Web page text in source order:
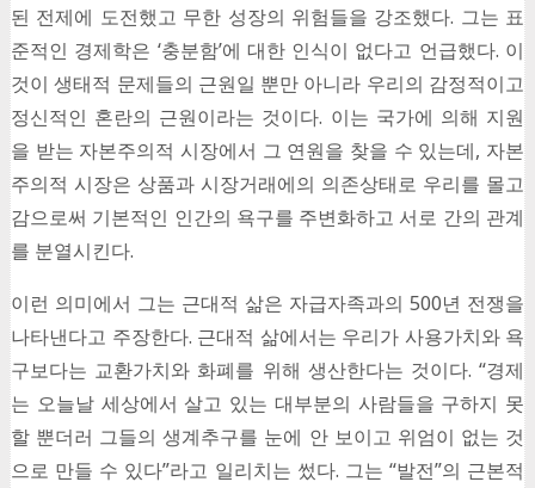
된 전제에 도전했고 무한 성장의 위험들을 강조했다. 그는 표
준적인 경제학은 ‘충분함’에 대한 인식이 없다고 언급했다. 이
것이 생태적 문제들의 근원일 뿐만 아니라 우리의 감정적이고
정신적인 혼란의 근원이라는 것이다. 이는 국가에 의해 지원
을 받는 자본주의적 시장에서 그 연원을 찾을 수 있는데, 자본
주의적 시장은 상품과 시장거래에의 의존상태로 우리를 몰고
감으로써 기본적인 인간의 욕구를 주변화하고 서로 간의 관계
를 분열시킨다.
이런 의미에서 그는 근대적 삶은 자급자족과의 500년 전쟁을
나타낸다고 주장한다. 근대적 삶에서는 우리가 사용가치와 욕
구보다는 교환가치와 화폐를 위해 생산한다는 것이다. “경제
는 오늘날 세상에서 살고 있는 대부분의 사람들을 구하지 못
할 뿐더러 그들의 생계추구를 눈에 안 보이고 위엄이 없는 것
으로 만들 수 있다”라고 일리치는 썼다. 그는 “발전”의 근본적